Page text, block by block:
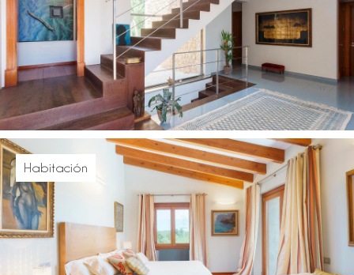
Habitación